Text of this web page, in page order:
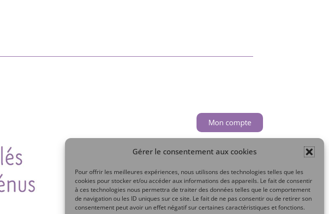
Gérer le consentement aux cookies
Pour offrir les meilleures expériences, nous utilisons des technologies telles que les
cookies pour stocker et/ou accéder aux informations des appareils. Le fait de consentir
à ces technologies nous permettra de traiter des données telles que le comportement
de navigation ou les ID uniques sur ce site. Le fait de ne pas consentir ou de retirer son
consentement peut avoir un effet négatif sur certaines caractéristiques et fonctions.
Mon compte